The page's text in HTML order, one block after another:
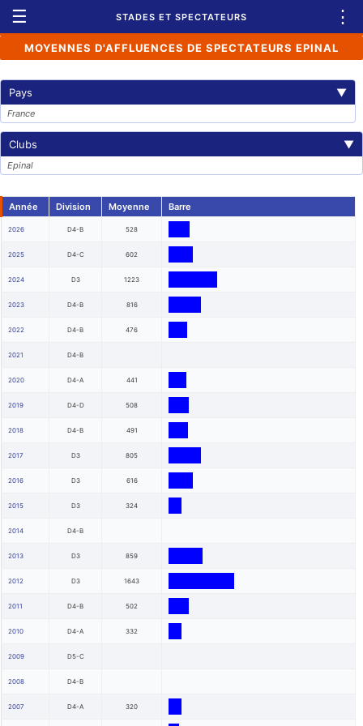
☰ STADES ET SPECTATEURS ⋮
MOYENNES D'AFFLUENCES DE SPECTATEURS EPINAL
Pays ▼
France
Clubs ▼
Epinal
Année Division Moyenne Barre
2026 D4-B 528
2025 D4-C 602
2024 D3 1223
2023 D4-B 816
2022 D4-B 476
2021 D4-B
2020 D4-A 441
2019 D4-D 508
2018 D4-B 491
2017 D3 805
2016 D3 616
2015 D3 324
2014 D4-B
2013 D3 859
2012 D3 1643
2011 D4-B 502
2010 D4-A 332
2009 D5-C
2008 D4-B
2007 D4-A 320